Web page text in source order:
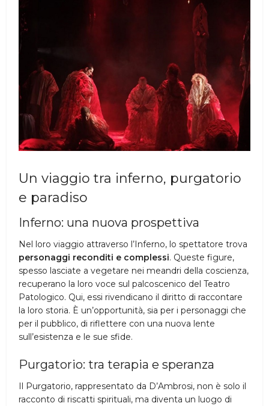
Un viaggio tra inferno, purgatorio
e paradiso
Inferno: una nuova prospettiva
Nel loro viaggio attraverso l’Inferno, lo spettatore trova
personaggi reconditi e complessi. Queste figure,
spesso lasciate a vegetare nei meandri della coscienza,
recuperano la loro voce sul palcoscenico del Teatro
Patologico. Qui, essi rivendicano il diritto di raccontare
la loro storia. È un’opportunità, sia per i personaggi che
per il pubblico, di riflettere con una nuova lente
sull’esistenza e le sue sfide.
Purgatorio: tra terapia e speranza
Il Purgatorio, rappresentato da D’Ambrosi, non è solo il
racconto di riscatti spirituali, ma diventa un luogo di